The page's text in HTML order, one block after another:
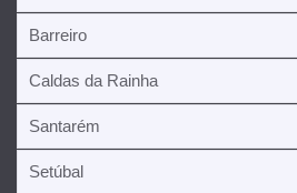
Barreiro
Caldas da Rainha
Santarém
Setúbal